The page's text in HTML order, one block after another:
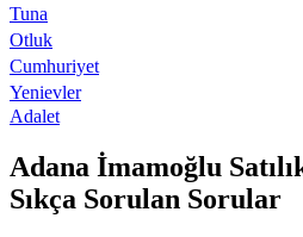
Tuna
Otluk
Cumhuriyet
Yenievler
Adalet
Adana İmamoğlu
Sıkça Sorulan Sorular